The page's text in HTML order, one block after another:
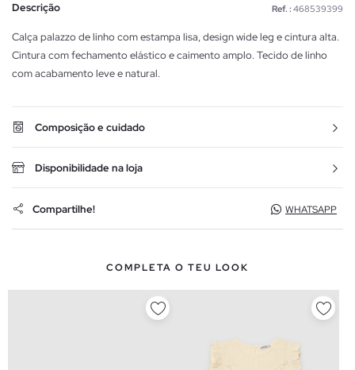
Descrição Ref. : 468539399
Calça palazzo de linho com estampa lisa, design wide leg e cintura alta.
Cintura com fechamento elástico e caimento amplo. Tecido de linho
com acabamento leve e natural.
Composição e cuidado
Disponibilidade na loja
Compartilhe! WHATSAPP
COMPLETA O TEU LOOK